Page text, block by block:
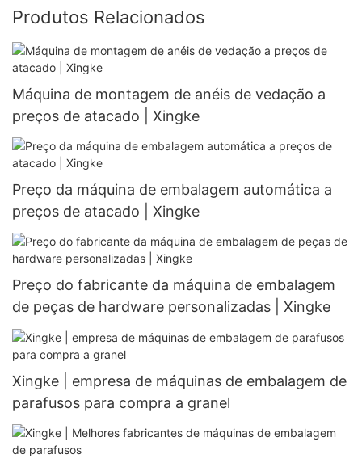
Produtos Relacionados
Máquina de montagem de anéis de vedação a
preços de atacado | Xingke
Preço da máquina de embalagem automática a
preços de atacado | Xingke
Preço do fabricante da máquina de embalagem
de peças de hardware personalizadas | Xingke
Xingke | empresa de máquinas de embalagem de
parafusos para compra a granel